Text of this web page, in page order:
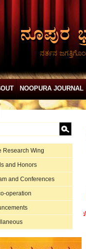
ನರ್ತನ
NOOPURA JOURNAL
Research Wing
and Honors
and Conferences
operation